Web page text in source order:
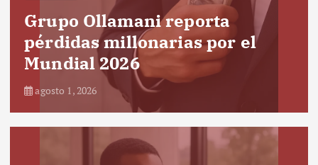
Grupo Ollamani reporta
pérdidas millonarias por el
Mundial 2026
agosto 1, 2026